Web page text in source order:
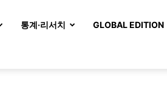
통계·리서치 GLOBAL EDITION